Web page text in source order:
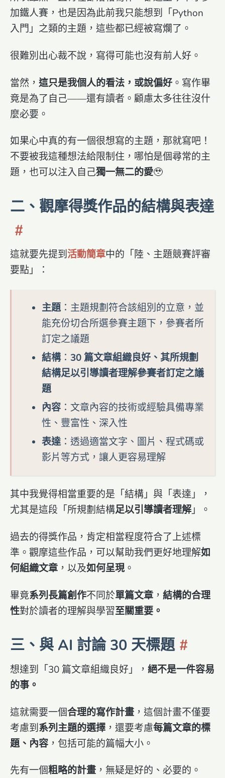
加鐵人賽，也是因為此前我只能想到「Python
入門」之類的主題，這些都已經被寫爛了。
很難別出心裁不說，寫得可能也沒有前人好。
當然， 這只是我個人的看法，或說偏好 。寫作畢
竟是為了自己——還有讀者。顧慮太多往往沒什
麼必要。
如果心中真的有一個很想寫的主題，那就寫吧！
不要被我這種想法給限制住，哪怕是個尋常的主
題，也可以注入自己獨一無二的愛🥹
二、觀摩得獎作品的結構與表達
這就要先提到活動簡章中的「陸、主題競賽評審
要點」：
主題：主題規劃符合該組別的立意，並
能充份切合所選參賽主題下，參賽者所
訂定之議題
結構： 30 篇文章組織良好、其所規劃
結構足以引導讀者理解參賽者訂定之議
題
內容 ：文章內容的技術或經驗具備專業
性、豐富性、深入性
表達：透過適當文字、圖片、程式碼或
影片等方式，讓人更容易理解
其中我覺得相當重要的是「結構」與「表達」，
尤其是這段「所規劃結構足以引導讀者理解」。
過去的得獎作品，肯定相當程度符合了上述標
準。觀摩這些作品，可以幫助我們更好地理解如
何組織文章 ，以及如何呈現。
畢竟系列長篇創作不同於單篇文章 ， 結構的合理
性對於讀者的理解與學習至關重要。
三、與 AI 討論 30 天標題
想達到「30 篇文章組織良好」， 絕不是一件容易
的事。
這就需要一個合理的寫作計畫 ，這個計畫不僅要
考慮到系列主題的選擇 ，還要考慮每篇文章的標
題、內容 ，包括可能的篇幅大小。
先有一個粗略的計畫 ，無疑是好的、必要的。